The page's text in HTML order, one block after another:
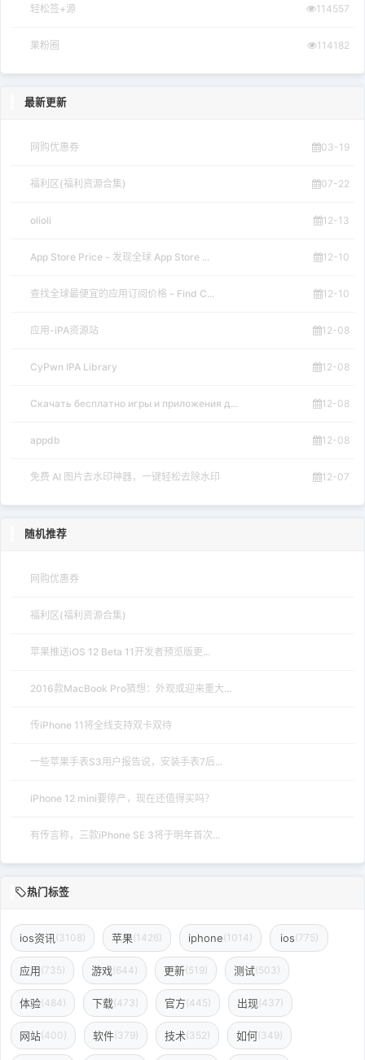
轻松签+源 114557
果粉圈 114182
最新更新
网购优惠券 03-19
福利区(福利资源合集) 07-22
olioli 12-13
App Store Price - 发现全球 App Store ... 12-10
查找全球最便宜的应用订阅价格 - Find C... 12-10
应用-iPA资源站 12-08
CyPwn IPA Library 12-08
Скачать бесплатно игры и приложения д... 12-08
appdb 12-08
免费 AI 图片去水印神器，一键轻松去除水印 12-07
随机推荐
网购优惠券
福利区(福利资源合集)
苹果推送iOS 12 Beta 11开发者预览版更...
2016款MacBook Pro猜想：外观或迎来重大...
传iPhone 11将全线支持双卡双待
一些苹果手表S3用户报告说，安装手表7后...
iPhone 12 mini要停产，现在还值得买吗？
有传言称，三款iPhone SE 3将于明年首次...
热门标签
ios资讯 (3108) 苹果(1426) iphone(1014) ios(775)
应用(735) 游戏(644) 更新(519) 测试(503)
体验(484) 下载(473) 官方(445) 出现(437)
网站(400) 软件(379) 技术(352) 如何(349)